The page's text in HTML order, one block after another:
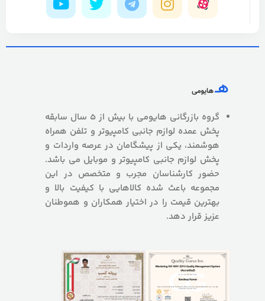
گروه بازرگانی هایومی با بیش از 5 سال سابقه
پخش عمده لوازم جانبی کامپیوتر و تلفن همراه
هوشمند، یکی از پیشگامان در عرصه واردات و
پخش لوازم جانبی کامپیوتر و موبایل می باشد.
حضور کارشناسان مجرب و متخصص در این
مجموعه باعث شده کالاهایی با کیفیت بالا و
بهترین قیمت را در اختیار همکاران و هموطنان
عزیز قرار دهد.